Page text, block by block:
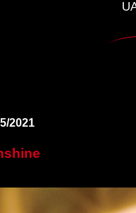
2021